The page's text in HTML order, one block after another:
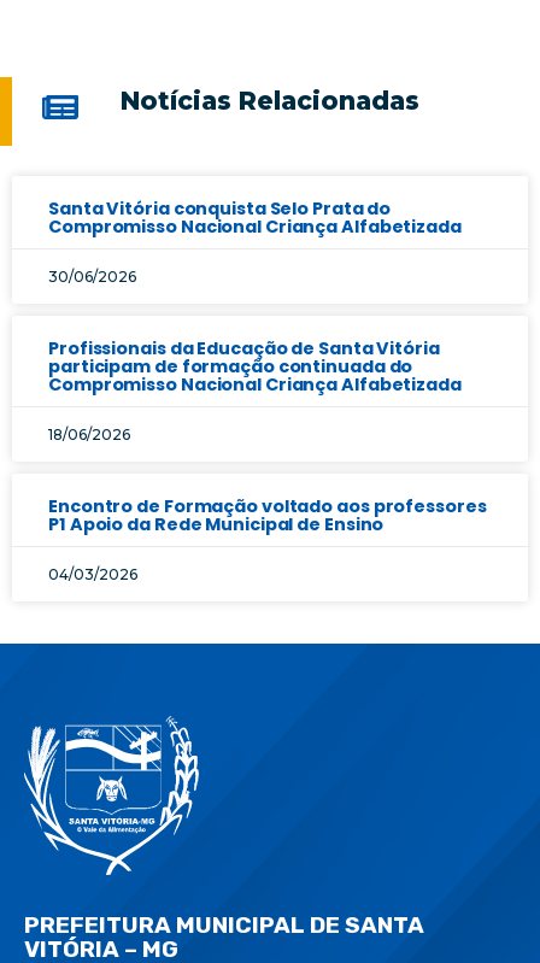
Notícias Relacionadas
Santa Vitória conquista Selo Prata do
Compromisso Nacional Criança Alfabetizada
30/06/2026
Profissionais da Educação de Santa Vitória
participam de formação continuada do
Compromisso Nacional Criança Alfabetizada
18/06/2026
Encontro de Formação voltado aos professores
P1 Apoio da Rede Municipal de Ensino
04/03/2026
PREFEITURA MUNICIPAL DE SANTA
VITÓRIA – MG